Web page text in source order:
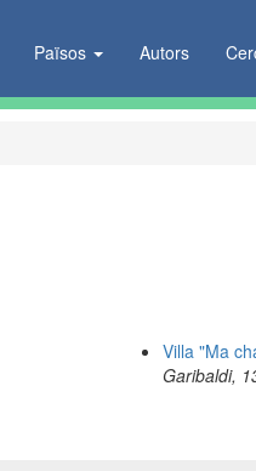
Països Autors
Villa "Ma
Garibaldi,